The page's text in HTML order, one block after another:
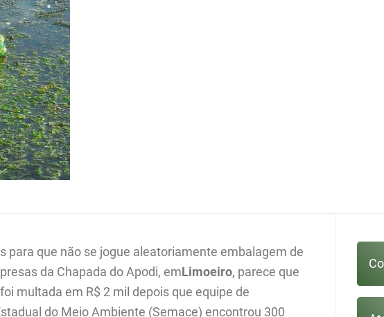
para que não se jogue aleatoriamente embalagem de
da Chapada do Apodi, emLimoeiro, parece que
multada em R$ 2 mil depois que equipe de
do Meio Ambiente (Semace) encontrou 300